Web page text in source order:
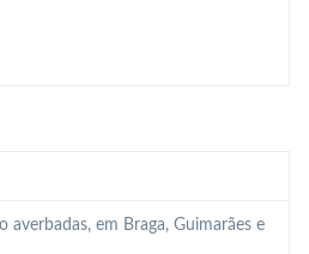
averbadas, em Braga, Guimarães e